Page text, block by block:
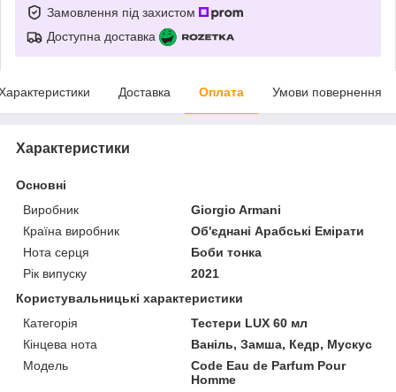
Замовлення під захистом
Доступна доставка
Доставка Оплата Умови повернення
Характеристики
Основні
Виробник
Giorgio Armani
Країна виробник
Об'єднані Арабські Емірати
Нота серця
Боби тонка
Рік випуску
2021
Користувальницькі характеристики
Категорія
Тестери LUX 60 мл
Кінцева нота
Ваніль, Замша, Кедр, Мускус
Мoдель
Code Eau de Parfum Pour
Homme